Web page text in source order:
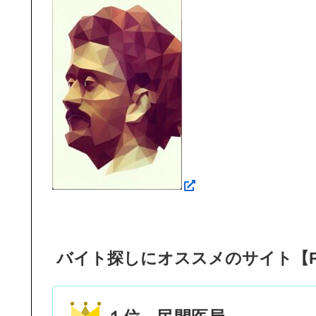
バイト探しにオススメのサイト【